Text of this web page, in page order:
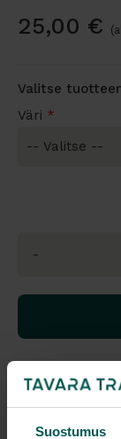
Suostumus
25,00 €
Valitse
Väri *
-